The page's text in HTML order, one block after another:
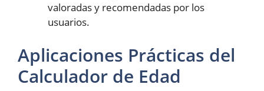
valoradas y recomendadas por los
usuarios.
Aplicaciones Prácticas del
Calculador de Edad